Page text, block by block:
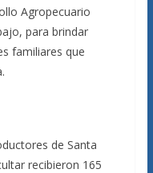
Agropecuario
para brindar
familiares que
de Santa
recibieron 165